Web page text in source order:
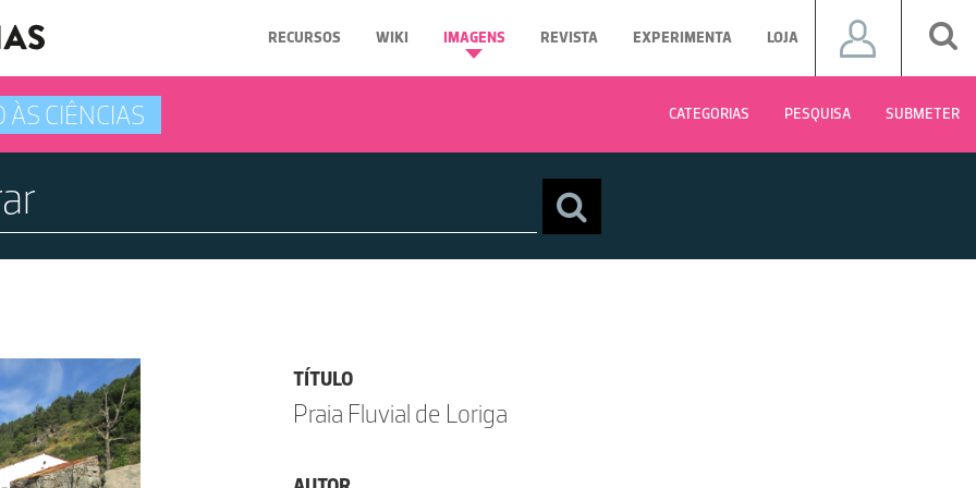
RECURSOS WIKI IMAGENS REVISTA EXPERIMENTA LOJA
ÀS CIÊNCIAS CATEGORIAS PESQUISA SUBMETER
TÍTULO
Praia Fluvial de Loriga